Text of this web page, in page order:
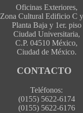
Oficinas Exteriores,
Zona Cultural Edificio C
Planta Baja y 1er. piso
Ciudad Universitaria,
C.P. 04510 México,
Ciudad de México.
CONTACTO
Teléfonos:
(0155) 5622-6174
(0155) 5622-6176